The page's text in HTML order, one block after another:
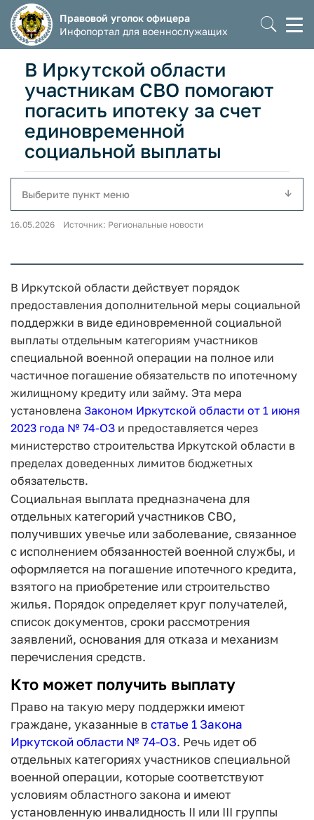
Правовой уголок офицера
Инфопортал для военнослужащих
В Иркутской области
участникам СВО помогают
погасить ипотеку за счет
единовременной
социальной выплаты
Выберите пункт меню
16.05.2026 Источник: Региональные новости
В Иркутской области действует порядок
предоставления дополнительной меры социальной
поддержки в виде единовременной социальной
выплаты отдельным категориям участников
специальной военной операции на полное или
частичное погашение обязательств по ипотечному
жилищному кредиту или займу. Эта мера
установлена Законом Иркутской области от 1 июня
2023 года № 74-ОЗ и предоставляется через
министерство строительства Иркутской области в
пределах доведенных лимитов бюджетных
обязательств.
Социальная выплата предназначена для
отдельных категорий участников СВО,
получивших увечье или заболевание, связанное
с исполнением обязанностей военной службы, и
оформляется на погашение ипотечного кредита,
взятого на приобретение или строительство
жилья. Порядок определяет круг получателей,
список документов, сроки рассмотрения
заявлений, основания для отказа и механизм
перечисления средств.
Кто может получить выплату
Право на такую меру поддержки имеют
граждане, указанные в статье 1 Закона
Иркутской области № 74-ОЗ. Речь идет об
отдельных категориях участников специальной
военной операции, которые соответствуют
условиям областного закона и имеют
установленную инвалидность II или III группы